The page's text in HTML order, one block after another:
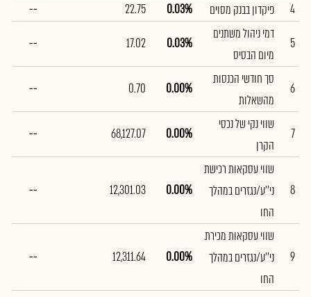
4
פיקדון בבנק מסוים 0.03%
22.75
--
5
דמי ניהול משתנים
מיום הבסיס
0.03%
17.02
--
6
סך חודשי הכנסות
מהשאלות
0.00%
0.70
--
7
שווי נקי של נכסי
הקרן
0.00%
68,127.07
--
8
שווי עסקאות רכישת
ני''ע/נגזרים במהלך
החו
0.00%
12,301.03
--
9
שווי עסקאות מכירת
ני''ע/נגזרים במהלך
החו
0.00%
12,311.64
--